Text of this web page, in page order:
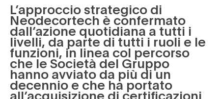
L’approccio strategico di
Neodecortech è confermato
dall’azione quotidiana a tutti i
livelli, da parte di tutti i ruoli e le
funzioni, in linea col percorso
che le Società del Gruppo
hanno avviato da più di un
decennio e che ha portato
all’acquisizione di certificazioni